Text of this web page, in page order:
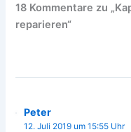
18 Kommentare zu
reparieren“
Peter
12. Juli 2019 um 15:55 Uhr